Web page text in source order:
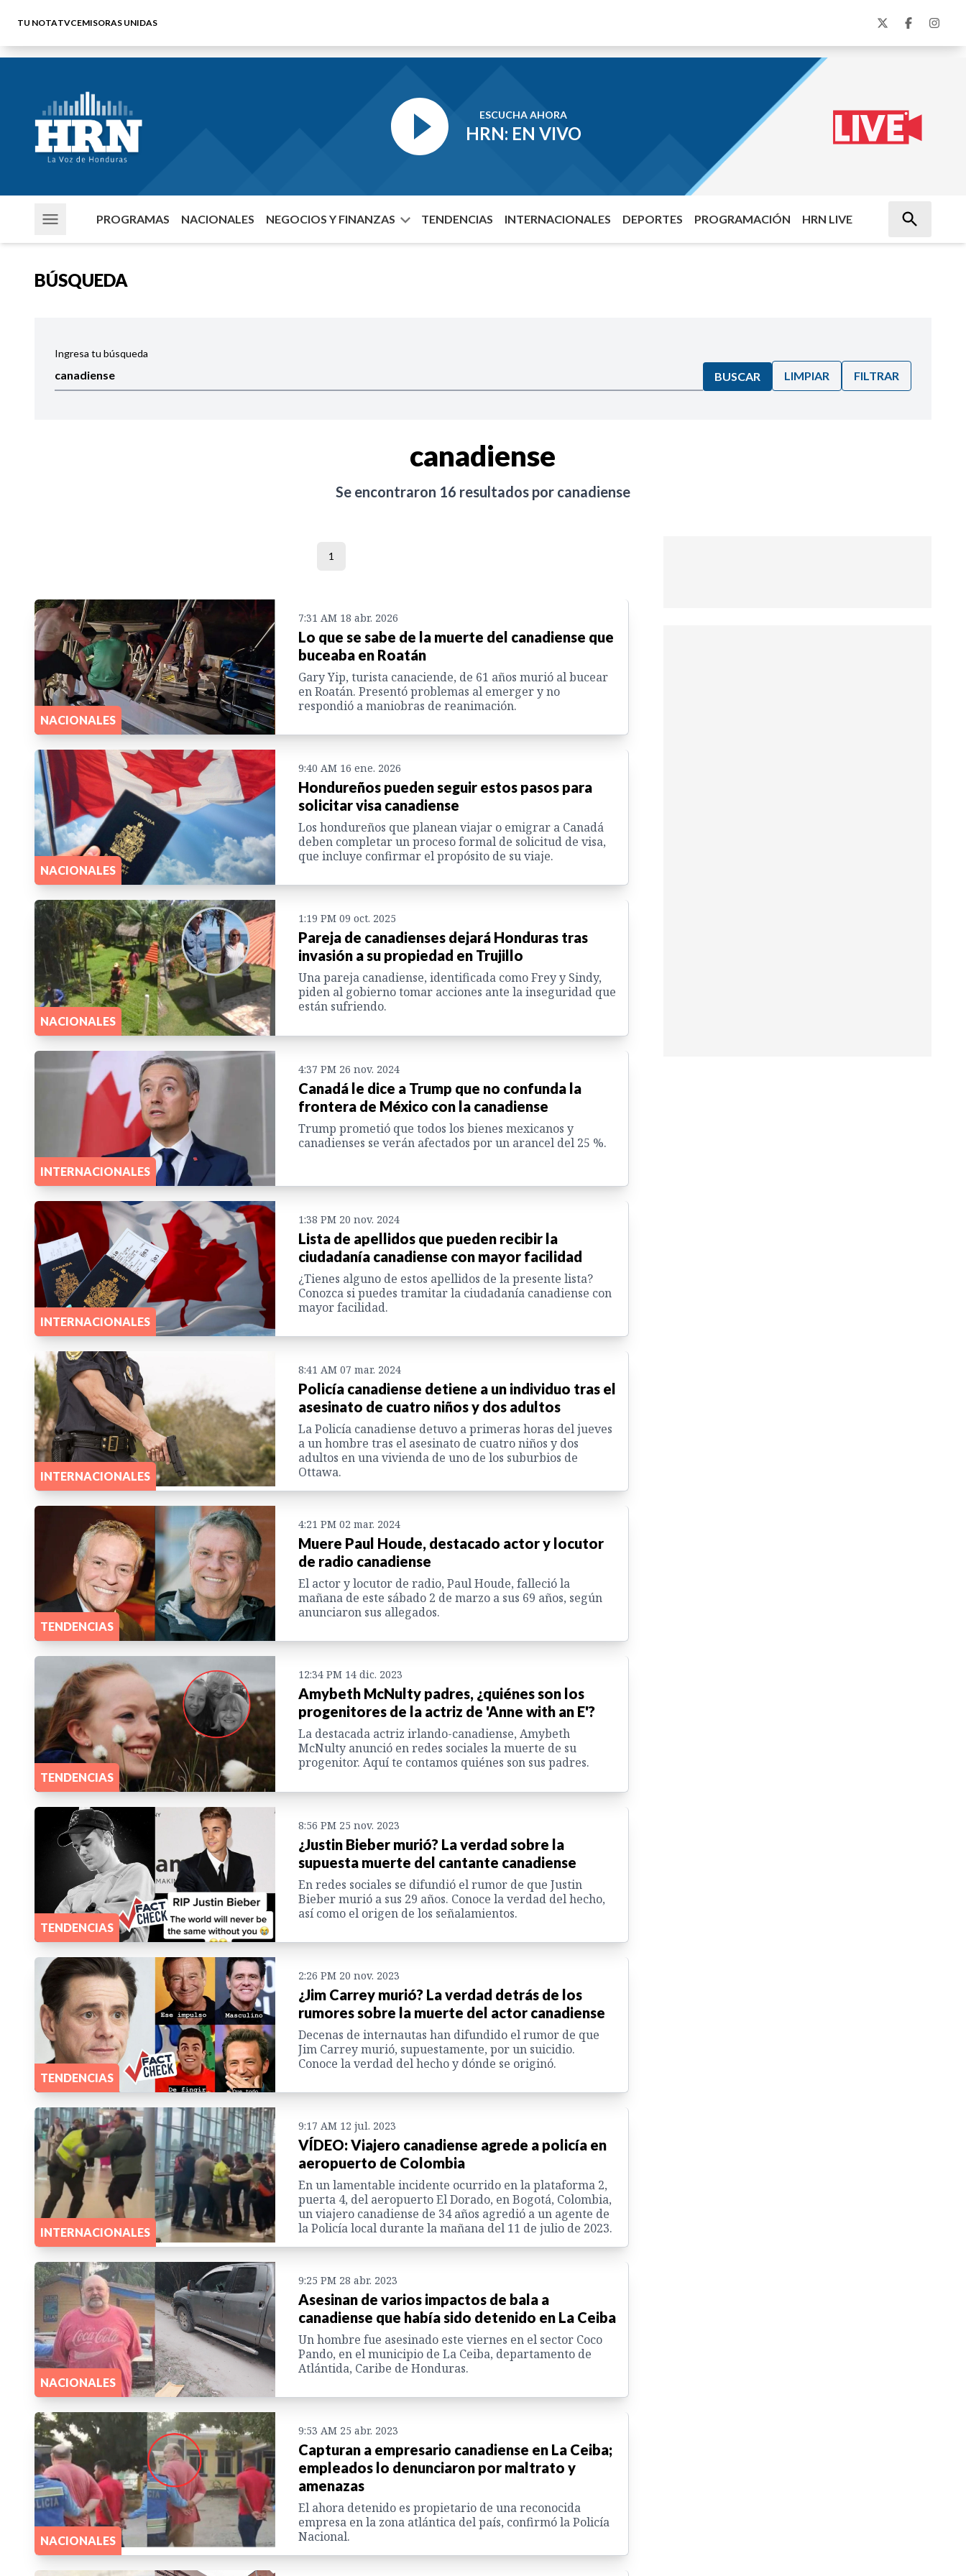
TU NOTATVCEMISORAS UNIDAS
ESCUCHA AHORA
HRN: EN VIVO
PROGRAMAS NACIONALES NEGOCIOS Y FINANZAS TENDENCIAS INTERNACIONALES DEPORTES PROGRAMACIÓN HRN LIVE
BÚSQUEDA
Ingresa tu búsqueda
BUSCAR LIMPIAR FILTRAR
canadiense
Se encontraron 16 resultados por canadiense
1
NACIONALES
7:31 AM 18 abr. 2026
Lo que se sabe de la muerte del canadiense que
buceaba en Roatán
Gary Yip, turista canaciende, de 61 años murió al bucear
en Roatán. Presentó problemas al emerger y no
respondió a maniobras de reanimación.
NACIONALES
9:40 AM 16 ene. 2026
Hondureños pueden seguir estos pasos para
solicitar visa canadiense
Los hondureños que planean viajar o emigrar a Canadá
deben completar un proceso formal de solicitud de visa,
que incluye confirmar el propósito de su viaje.
NACIONALES
1:19 PM 09 oct. 2025
Pareja de canadienses dejará Honduras tras
invasión a su propiedad en Trujillo
Una pareja canadiense, identificada como Frey y Sindy,
piden al gobierno tomar acciones ante la inseguridad que
están sufriendo.
INTERNACIONALES
4:37 PM 26 nov. 2024
Canadá le dice a Trump que no confunda la
frontera de México con la canadiense
Trump prometió que todos los bienes mexicanos y
canadienses se verán afectados por un arancel del 25 %.
INTERNACIONALES
1:38 PM 20 nov. 2024
Lista de apellidos que pueden recibir la
ciudadanía canadiense con mayor facilidad
¿Tienes alguno de estos apellidos de la presente lista?
Conozca si puedes tramitar la ciudadanía canadiense con
mayor facilidad.
INTERNACIONALES
8:41 AM 07 mar. 2024
Policía canadiense detiene a un individuo tras el
asesinato de cuatro niños y dos adultos
La Policía canadiense detuvo a primeras horas del jueves
a un hombre tras el asesinato de cuatro niños y dos
adultos en una vivienda de uno de los suburbios de
Ottawa.
TENDENCIAS
4:21 PM 02 mar. 2024
Muere Paul Houde, destacado actor y locutor
de radio canadiense
El actor y locutor de radio, Paul Houde, falleció la
mañana de este sábado 2 de marzo a sus 69 años, según
anunciaron sus allegados.
TENDENCIAS
12:34 PM 14 dic. 2023
Amybeth McNulty padres, ¿quiénes son los
progenitores de la actriz de 'Anne with an E'?
La destacada actriz irlando-canadiense, Amybeth
McNulty anunció en redes sociales la muerte de su
progenitor. Aquí te contamos quiénes son sus padres.
TENDENCIAS
8:56 PM 25 nov. 2023
¿Justin Bieber murió? La verdad sobre la
supuesta muerte del cantante canadiense
En redes sociales se difundió el rumor de que Justin
Bieber murió a sus 29 años. Conoce la verdad del hecho,
así como el origen de los señalamientos.
TENDENCIAS
2:26 PM 20 nov. 2023
¿Jim Carrey murió? La verdad detrás de los
rumores sobre la muerte del actor canadiense
Decenas de internautas han difundido el rumor de que
Jim Carrey murió, supuestamente, por un suicidio.
Conoce la verdad del hecho y dónde se originó.
INTERNACIONALES
9:17 AM 12 jul. 2023
VÍDEO: Viajero canadiense agrede a policía en
aeropuerto de Colombia
En un lamentable incidente ocurrido en la plataforma 2,
puerta 4, del aeropuerto El Dorado, en Bogotá, Colombia,
un viajero canadiense de 34 años agredió a un agente de
la Policía local durante la mañana del 11 de julio de 2023.
NACIONALES
9:25 PM 28 abr. 2023
Asesinan de varios impactos de bala a
canadiense que había sido detenido en La Ceiba
Un hombre fue asesinado este viernes en el sector Coco
Pando, en el municipio de La Ceiba, departamento de
Atlántida, Caribe de Honduras.
NACIONALES
9:53 AM 25 abr. 2023
Capturan a empresario canadiense en La Ceiba;
empleados lo denunciaron por maltrato y
amenazas
El ahora detenido es propietario de una reconocida
empresa en la zona atlántica del país, confirmó la Policía
Nacional.